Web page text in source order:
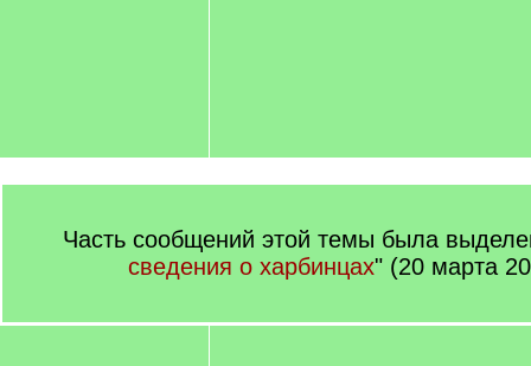
Часть сообщений этой темы была
сведения о харбинцах" (20 марта